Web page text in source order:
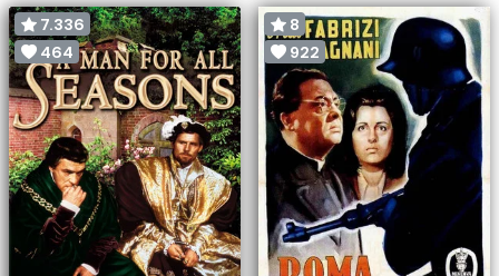
7.336
464
8
922